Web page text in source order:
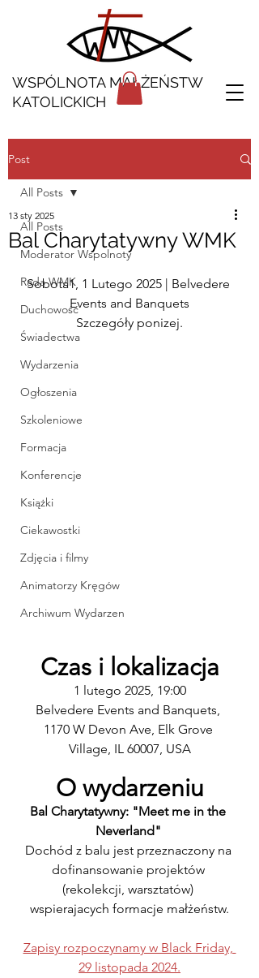
WSPÓLNOTA MAŁŻEŃSTW
KATOLICKICH
Post
All Posts
Moderator Wspolnoty
Rada WMK
Duchowość
Świadectwa
Wydarzenia
Ogłoszenia
Szkoleniowe
Formacja
Konferencje
Książki
Ciekawostki
Zdjęcia i filmy
Animatorzy Kręgów
Archiwum Wydarzen
All Posts
Bal Charytatywny WMK
13 sty 2025
Sobota1, 1 Lutego 2025 | Belvedere
Events and Banquets
Szczegóły ponizej.
Czas i lokalizacja
1 lutego 2025, 19:00
Belvedere Events and Banquets,
1170 W Devon Ave, Elk Grove
Village, IL 60007, USA
O wydarzeniu
Bal Charytatywny: "Meet me in the
Neverland"
Dochód z balu jest przeznaczony na
dofinansowanie projektów
(rekolekcji, warsztatów)
wspierajacych formacje małżeństw.
Zapisy rozpoczynamy w Black Friday,
29 listopada 2024.